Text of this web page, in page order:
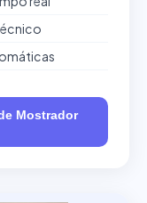
Mostrador